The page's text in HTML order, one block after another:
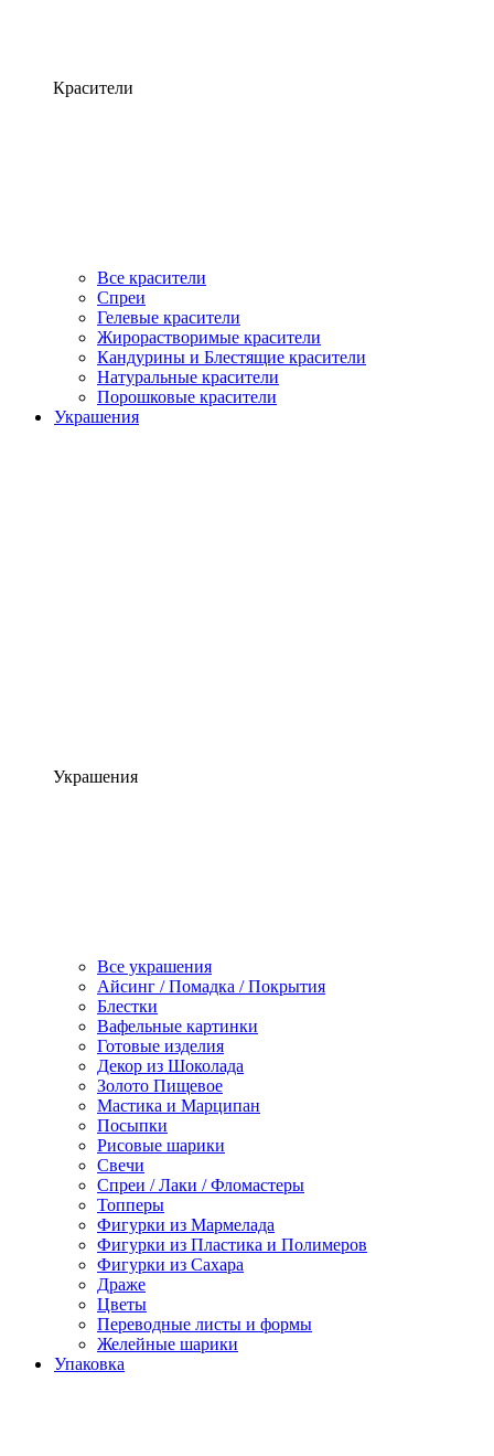
Красители
Все красители
Спреи
Гелевые красители
Жирорастворимые красители
Кандурины и Блестящие красители
Натуральные красители
Порошковые красители
Украшения
Украшения
Все украшения
Айсинг / Помадка / Покрытия
Блестки
Вафельные картинки
Готовые изделия
Декор из Шоколада
Золото Пищевое
Мастика и Марципан
Посыпки
Рисовые шарики
Свечи
Спреи / Лаки / Фломастеры
Топперы
Фигурки из Мармелада
Фигурки из Пластика и Полимеров
Фигурки из Сахара
Драже
Цветы
Переводные листы и формы
Желейные шарики
Упаковка